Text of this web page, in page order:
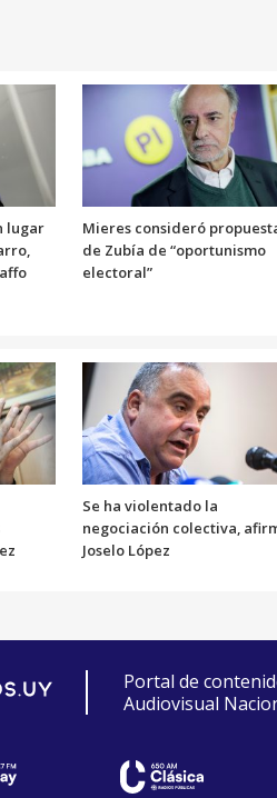
lugar
Mieres consideró
de Zubía de “oportunismo
electoral”
Se ha violentado la
negociación colectiva,
Joselo López
Portal de
Audiovisual